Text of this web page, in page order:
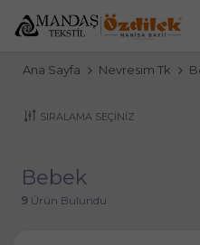
Ana Sayfa Nevresim Tk
Bebek
9 Ürün Bulundu